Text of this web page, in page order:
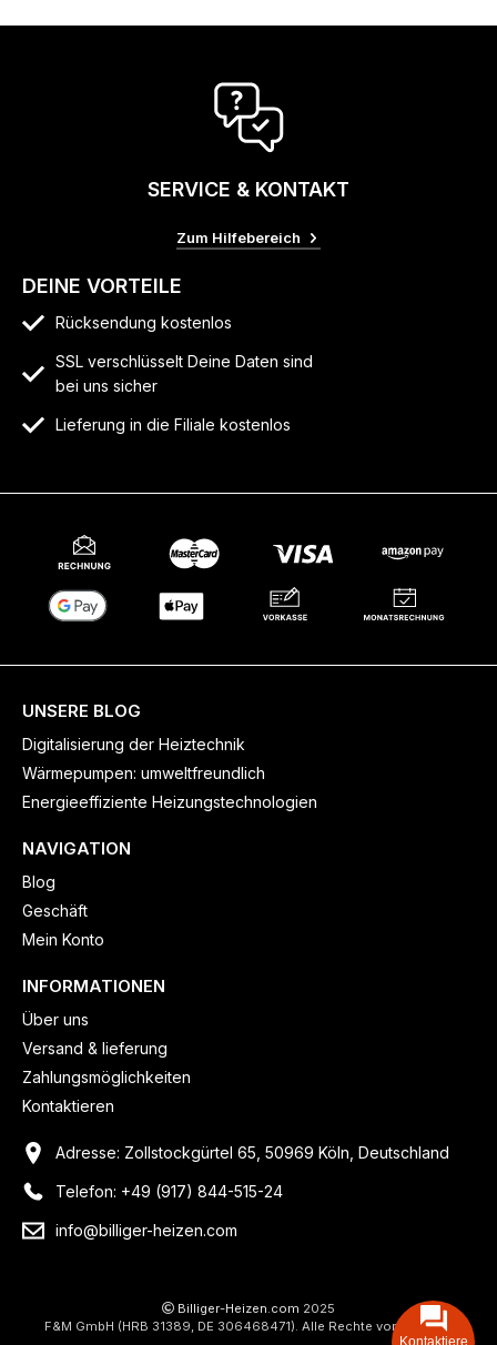
SERVICE & KONTAKT
Zum Hilfebereich
DEINE VORTEILE
Rücksendung kostenlos
SSL verschlüsselt Deine Daten sind
bei uns sicher
Lieferung in die Filiale kostenlos
UNSERE BLOG
Digitalisierung der Heiztechnik
Wärmepumpen: umweltfreundlich
Energieeffiziente Heizungstechnologien
NAVIGATION
Blog
Geschäft
Mein Konto
INFORMATIONEN
Über uns
Versand & lieferung
Zahlungsmöglichkeiten
Kontaktieren
Adresse: Zollstockgürtel 65, 50969 Köln, Deutschland
Telefon: +49 (917) 844-515-24
info@billiger-heizen.com
Billiger-Heizen.com 2025
F&M GmbH (HRB 31389, DE 306468471). Alle Rechte vorbehalten.
Kontaktiere